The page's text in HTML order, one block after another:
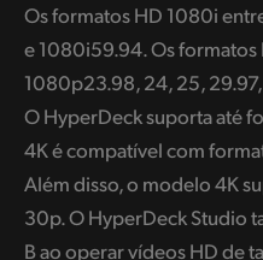
Os formatos HD 1080i
e 1080i59.94. Os
1080p23.98, 24, 25,
O HyperDeck suporta até
4K é compatível com
Além disso, o modelo 4K
30p. O HyperDeck Studio
B ao operar vídeos HD de